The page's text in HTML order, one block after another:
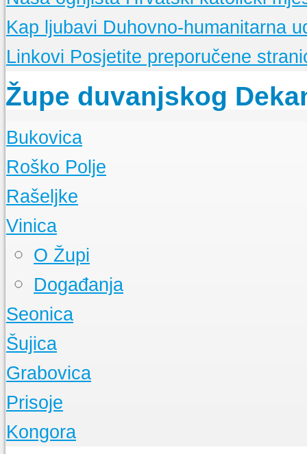
Kap ljubavi Duhovno-humanitarna
Linkovi Posjetite preporučene
Župe duvanjskog
Bukovica
O Župi
Događanja
Roško Polje
O Župi
Događanja
Rašeljke
O Župi
Događanja
Vinica
O Župi
Događanja
Seonica
O Župi
Događanja
Šujica
O Župi
Događanja
Grabovica
O Župi
Događanja
Prisoje
Događanja
Kongora